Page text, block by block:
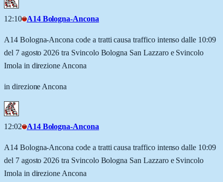
12:10 A14 Bologna-Ancona
A14 Bologna-Ancona code a tratti causa traffico intenso dalle 10:09
del 7 agosto 2026 tra Svincolo Bologna San Lazzaro e Svincolo
Imola in direzione Ancona
in direzione Ancona
12:02 A14 Bologna-Ancona
A14 Bologna-Ancona code a tratti causa traffico intenso dalle 10:09
del 7 agosto 2026 tra Svincolo Bologna San Lazzaro e Svincolo
Imola in direzione Ancona